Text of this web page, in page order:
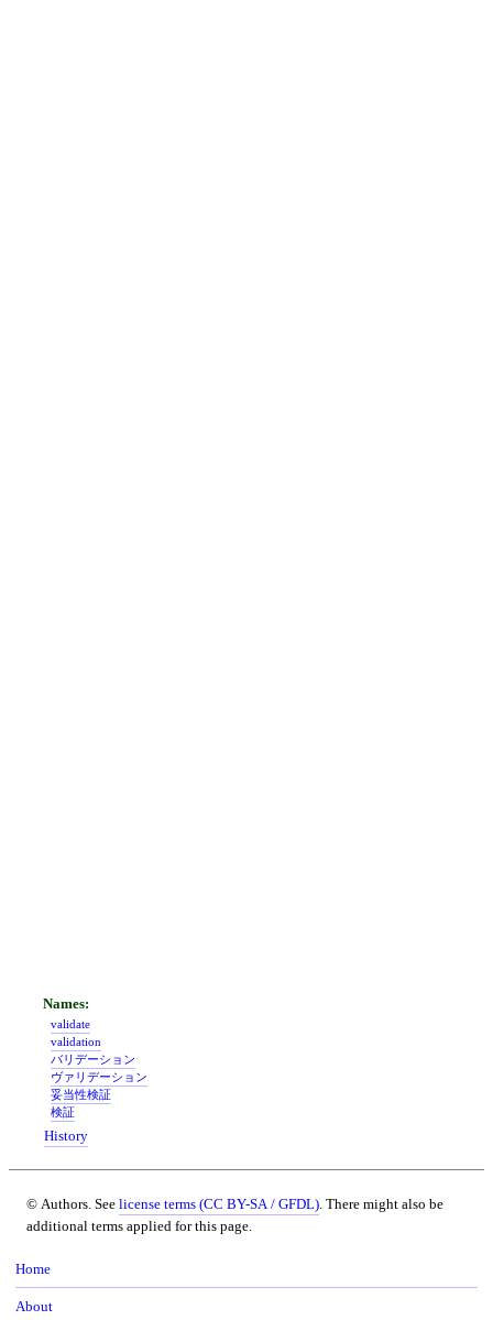
validate
validation
バリデーション
ヴァリデーション
妥当性検証
検証
History
© Authors. See license terms (CC BY-SA / GFDL). There might also be
additional terms applied for this page.
Home
About